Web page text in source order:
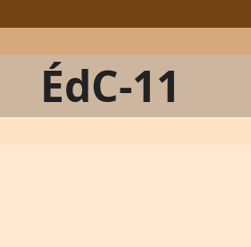
ÉdC-11